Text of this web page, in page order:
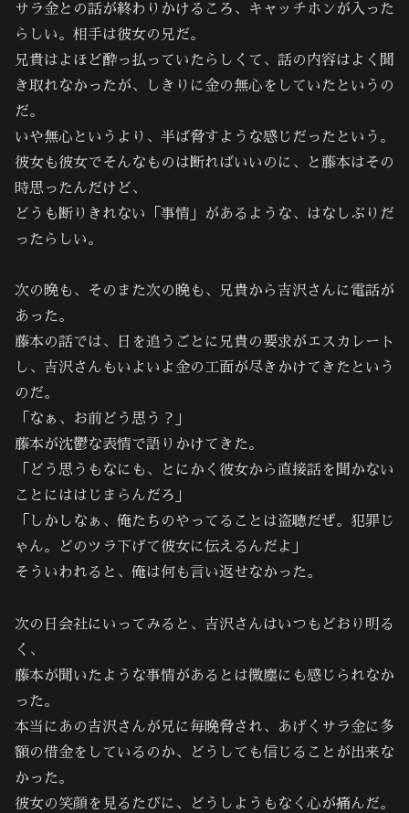
サラ金との話が終わりかけるころ、キャッチホンが入った
らしい。相手は彼女の兄だ。
兄貴はよほど酔っ払っていたらしくて、話の内容はよく聞
き取れなかったが、しきりに金の無心をしていたというの
だ。
いや無心というより、半ば脅すような感じだったという。
彼女も彼女でそんなものは断ればいいのに、と藤本はその
時思ったんだけど、
どうも断りきれない「事情」があるような、はなしぶりだ
ったらしい。
次の晩も、そのまた次の晩も、兄貴から吉沢さんに電話が
あった。
藤本の話では、日を追うごとに兄貴の要求がエスカレート
し、吉沢さんもいよいよ金の工面が尽きかけてきたという
のだ。
「なぁ、お前どう思う？」
藤本が沈鬱な表情で語りかけてきた。
「どう思うもなにも、とにかく彼女から直接話を聞かない
ことにははじまらんだろ」
「しかしなぁ、俺たちのやってることは盗聴だぜ。犯罪じ
ゃん。どのツラ下げて彼女に伝えるんだよ」
そういわれると、俺は何も言い返せなかった。
次の日会社にいってみると、吉沢さんはいつもどおり明る
く、
藤本が聞いたような事情があるとは微塵にも感じられなか
った。
本当にあの吉沢さんが兄に毎晩脅され、あげくサラ金に多
額の借金をしているのか、どうしても信じることが出来な
かった。
彼女の笑顔を見るたびに、どうしようもなく心が痛んだ。